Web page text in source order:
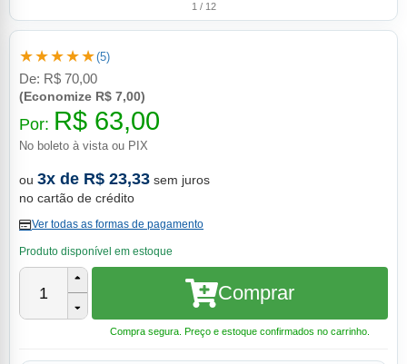
1 / 12
★★★★★(5)
De: R$ 70,00
(Economize R$ 7,00)
Por: R$ 63,00
No boleto à vista ou PIX
ou 3x de R$ 23,33 sem juros
no cartão de crédito
Ver todas as formas de pagamento
Produto disponível em estoque
1 Comprar
Compra segura. Preço e estoque confirmados no carrinho.